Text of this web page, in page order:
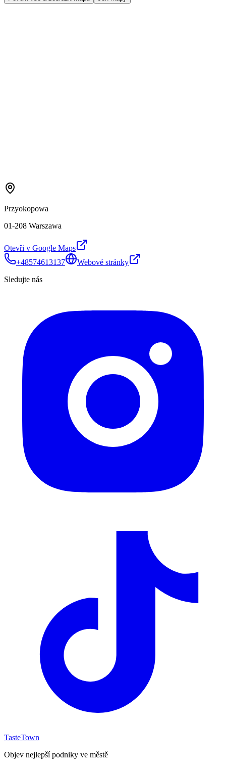
Przyokopowa
01-208 Warszawa
Otevři v Google Maps
+48574613137
Webové stránky
Sledujte nás
TasteTown
Objev nejlepší podniky ve městě